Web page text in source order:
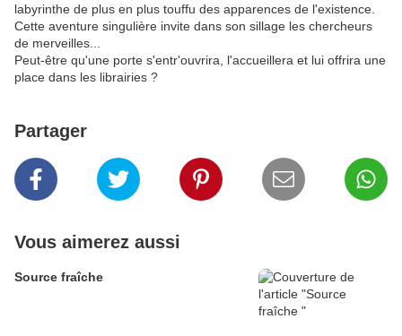
labyrinthe de plus en plus touffu des apparences de l'existence.
Cette aventure singulière invite dans son sillage les chercheurs
de merveilles...
Peut-être qu'une porte s'entr'ouvrira, l'accueillera et lui offrira une
place dans les librairies ?
Partager
Vous aimerez aussi
Source fraîche